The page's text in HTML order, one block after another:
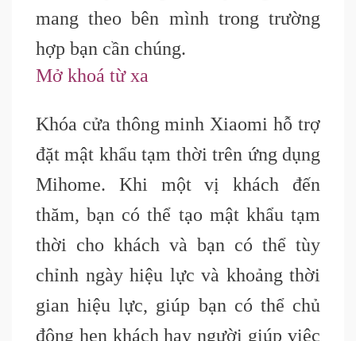
mang theo bên mình trong trường
hợp bạn cần chúng.
Mở khoá từ xa
Khóa cửa thông minh Xiaomi hỗ trợ
đặt mật khẩu tạm thời trên ứng dụng
Mihome. Khi một vị khách đến
thăm, bạn có thể tạo mật khẩu tạm
thời cho khách và bạn có thể tùy
chỉnh ngày hiệu lực và khoảng thời
gian hiệu lực, giúp bạn có thể chủ
động hẹn khách hay người giúp việc